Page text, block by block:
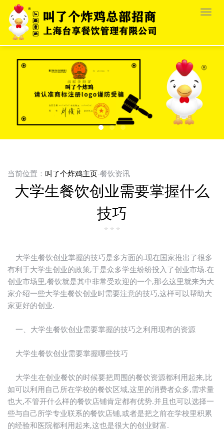
栏
当前位置： 叫了个炸鸡主页-餐饮资讯
大学生餐饮创业需要掌握什么
技巧
* * *
大学生餐饮创业掌握的技巧是多方面的.现在国家推出了很多
有利于大学生创业的政策,于是众多学生纷纷投入了创业市场.在
创业市场里,餐饮就是其中非常受欢迎的一个,那么这里就来为大
家介绍一些大学生餐饮创业时需要注意的技巧,这样可以帮助大
家更好的创业.
一、大学生餐饮创业需要掌握的技巧之利用现有的资源
大学生餐饮创业需要掌握哪些技巧
大学生在创业餐饮的时候要把周围的餐饮资源都利用起来,比
如可以利用自己所在学校的餐饮区域,这里的消费者众多,需求量
也大,不管开什么样的餐饮店铺肯定都有优势.并且也可以选择一
些与自己所学专业联系的餐饮店铺,或者是把之前在学校里积累
的经验和医院都利用起来,这也是很大的创业财富.